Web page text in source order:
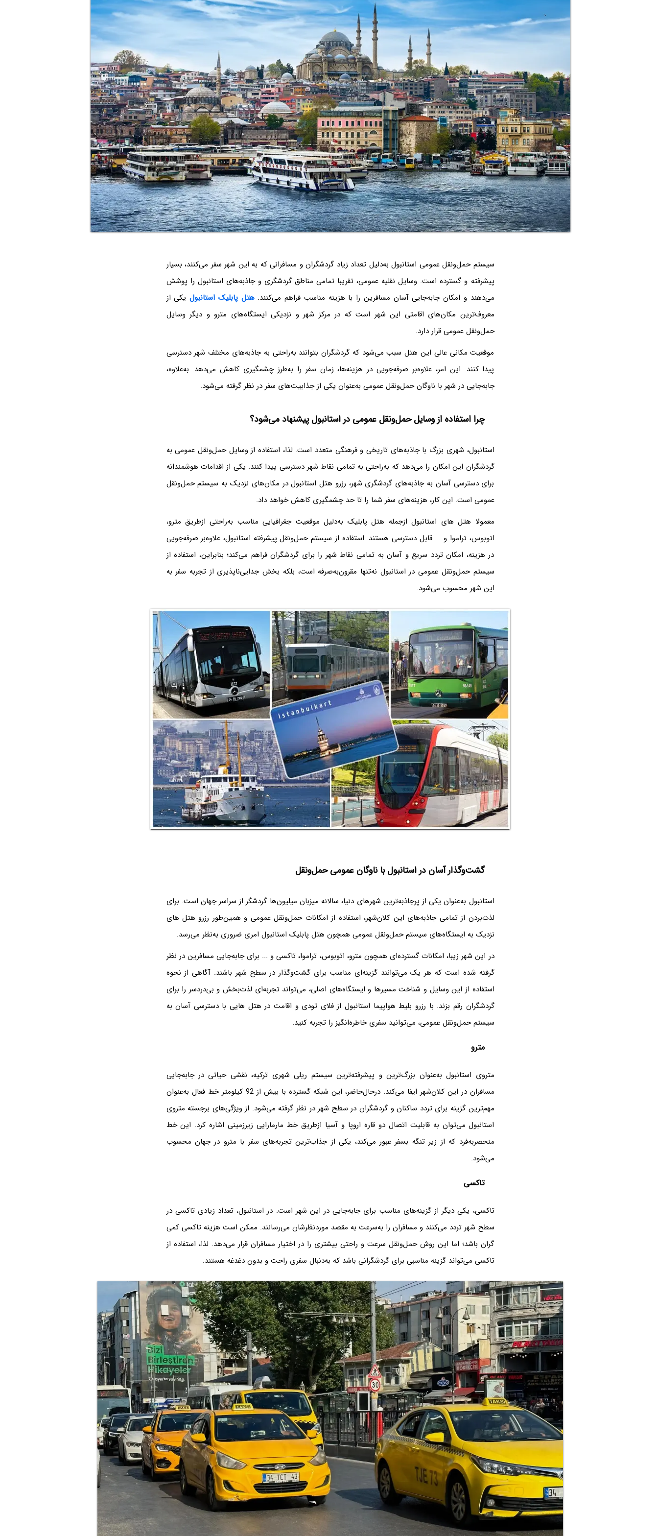
سیستم حمل‌ونقل عمومی استانبول به‌دلیل تعداد زیاد گردشگران و مسافرانی که به این شهر سفر می‌کنند، بسیار
پیشرفته و گسترده است. وسایل نقلیه عمومی، تقریبا تمامی مناطق گردشگری و جاذبه‌های استانبول را پوشش
می‌دهند و امکان جابه‌جایی آسان مسافرین را با هزینه مناسب فراهم می‌کنند.هتل پابلیک استانبول یکی از
معروف‌ترین مکان‌های اقامتی این شهر است که در مرکز شهر و نزدیکی ایستگاه‌های مترو و دیگر وسایل
حمل‌ونقل عمومی قرار دارد.
موقعیت مکانی عالی این هتل سبب می‌شود که گردشگران بتوانند به‌راحتی به جاذبه‌های مختلف شهر دسترسی
پیدا کنند. این امر، علاوه‌بر صرفه‌جویی در هزینه‌ها، زمان سفر را به‌طرز چشمگیری کاهش می‌دهد. به‌علاوه،
جابه‌جایی در شهر با ناوگان حمل‌ونقل عمومی به‌عنوان یکی از جذابیت‌های سفر در نظر گرفته می‌شود.
چرا استفاده از وسایل حمل‌ونقل عمومی در استانبول پیشنهاد می‌شود؟
استانبول، شهری بزرگ با جاذبه‌های تاریخی و فرهنگی متعدد است. لذا، استفاده از وسایل حمل‌ونقل عمومی به
گردشگران این امکان را می‌دهد که به‌راحتی به تمامی نقاط شهر دسترسی پیدا کنند. یکی از اقدامات هوشمندانه
برای دسترسی آسان به جاذبه‌های گردشگری شهر، رزرو هتل استانبول در مکان‌های نزدیک به سیستم حمل‌ونقل
عمومی است. این کار، هزینه‌های سفر شما را تا حد چشمگیری کاهش خواهد داد.
معمولا هتل های استانبول ازجمله هتل پابلیک به‌دلیل موقعیت جغرافیایی مناسب به‌راحتی ازطریق مترو،
اتوبوس، تراموا و ... قابل دسترسی هستند. استفاده از سیستم حمل‌ونقل پیشرفته استانبول، علاوه‌بر صرفه‌جویی
در هزینه، امکان تردد سریع و آسان به تمامی نقاط شهر را برای گردشگران فراهم می‌کند؛ بنابراین، استفاده از
سیستم حمل‌ونقل عمومی در استانبول نه‌تنها مقرون‌به‌صرفه است، بلکه بخش جدایی‌ناپذیری از تجربه سفر به
این شهر محسوب می‌شود.
گشت‌وگذار آسان در استانبول با ناوگان عمومی حمل‌ونقل
استانبول به‌عنوان یکی از پرجاذبه‌ترین شهرهای دنیا، سالانه میزبان میلیون‌ها گردشگر از سراسر جهان است. برای
لذت‌بردن از تمامی جاذبه‌های این کلان‌شهر، استفاده از امکانات حمل‌ونقل عمومی و همین‌طور رزرو هتل های
نزدیک به ایستگاه‌های سیستم حمل‌ونقل عمومی همچون هتل پابلیک استانبول امری ضروری به‌نظر می‌رسد.
در این شهر زیبا، امکانات گسترده‌ای همچون مترو، اتوبوس، تراموا، تاکسی و ... برای جابه‌جایی مسافرین در نظر
گرفته شده است که هر یک می‌توانند گزینه‌ای مناسب برای گشت‌وگذار در سطح شهر باشند. آگاهی از نحوه
استفاده از این وسایل و شناخت مسیرها و ایستگاه‌های اصلی، می‌تواند تجربه‌ای لذت‌بخش و بی‌دردسر را برای
گردشگران رقم بزند. با رزرو بلیط هواپیما استانبول از فلای تودی و اقامت در هتل هایی با دسترسی آسان به
سیستم حمل‌ونقل عمومی، می‌توانید سفری خاطره‌انگیز را تجربه کنید.
مترو
متروی استانبول به‌عنوان بزرگ‌ترین و پیشرفته‌ترین سیستم ریلی شهری ترکیه، نقشی حیاتی در جابه‌جایی
مسافران در این کلان‌شهر ایفا می‌کند. درحال‌حاضر، این شبکه گسترده با بیش از 92 کیلومتر خط فعال به‌عنوان
مهم‌ترین گزینه برای تردد ساکنان و گردشگران در سطح شهر در نظر گرفته می‌شود. از ویژگی‌های برجسته متروی
استانبول می‌توان به قابلیت اتصال دو قاره اروپا و آسیا ازطریق خط مارمارایی زیرزمینی اشاره کرد. این خط
منحصربه‌فرد که از زیر تنگه بسفر عبور می‌کند، یکی از جذاب‌ترین تجربه‌های سفر با مترو در جهان محسوب
می‌شود.
تاکسی
تاکسی، یکی دیگر از گزینه‌های مناسب برای جابه‌جایی در این شهر است. در استانبول، تعداد زیادی تاکسی در
سطح شهر تردد می‌کنند و مسافران را به‌سرعت به مقصد موردنظرشان می‌رسانند. ممکن است هزینه تاکسی کمی
گران باشد؛ اما این روش حمل‌ونقل سرعت و راحتی بیشتری را در اختیار مسافران قرار می‌دهد. لذا، استفاده از
تاکسی می‌تواند گزینه مناسبی برای گردشگرانی باشد که به‌دنبال سفری راحت و بدون دغدغه هستند.